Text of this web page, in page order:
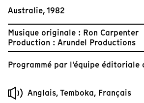
Australie, 1982
Musique originale : Ron Carpenter
Production : Arundel Productions
Programmé par l'équipe éditoriale
Anglais, Temboka, Français